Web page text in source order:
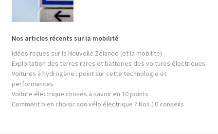
Nos articles récents sur la mobilité
Idées reçues sur la Nouvelle Zélande (et la mobilité)
Exploitation des terres rares et batteries des voitures électriques
Voitures à hydrogène : point sur cette technologie et
performances
Voiture électrique choses à savoir en 10 points
Comment bien choisir son vélo électrique ? Nos 10 conseils